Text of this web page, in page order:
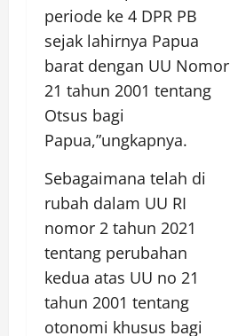
periode ke 4 DPR PB
sejak lahirnya Papua
barat dengan UU Nomor
21 tahun 2001 tentang
Otsus bagi
Papua,”ungkapnya.
Sebagaimana telah di
rubah dalam UU RI
nomor 2 tahun 2021
tentang perubahan
kedua atas UU no 21
tahun 2001 tentang
otonomi khusus bagi